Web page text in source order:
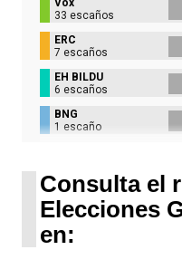
33 escaños
ERC
7 escaños
EH BILDU
6 escaños
BNG
1 escaño
Consulta el
Elecciones
en: